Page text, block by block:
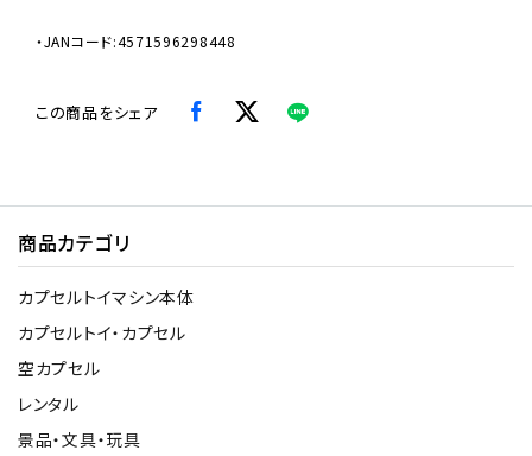
・JANコード:4571596298448
この商品をシェア
商品カテゴリ
カプセルトイマシン本体
カプセルトイ・カプセル
空カプセル
レンタル
景品・文具・玩具